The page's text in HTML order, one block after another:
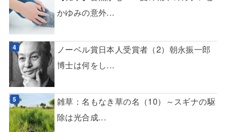
かゆみの意外...
ノーベル賞日本人受賞者（2）朝永振一郎
博士は何をし...
雑草：名もなき草の名（10）～スギナの駆
除は光合成...